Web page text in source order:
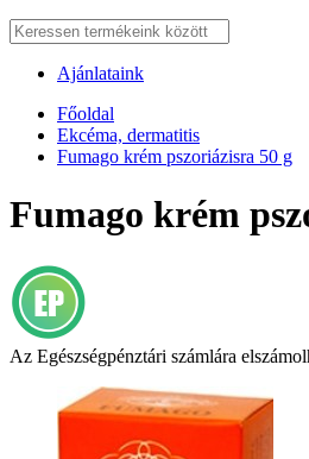
Ajánlataink
Főoldal
Ekcéma, dermatitis
Fumago krém pszoriázisra 50 g
Fumago krém
Az Egészségpénztári számlára